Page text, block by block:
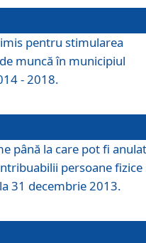
pentru stimularea
muncă în municipiul
- 2018.
până la care pot fi
persoane fizice
31 decembrie 2013.